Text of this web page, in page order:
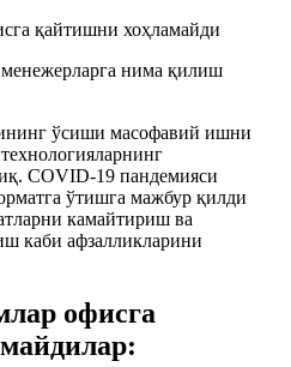
қайтишни хоҳламайди
нима қилиш
ўсиши масофавий ишни
COVID-19 пандемияси
ўтишга мажбур қилди
камайтириш ва
каби афзалликларини
офисга